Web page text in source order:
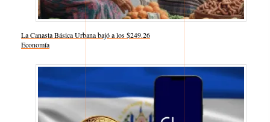
La Canasta Básica Urbana bajó a los $249.26
Respecto a
Economía